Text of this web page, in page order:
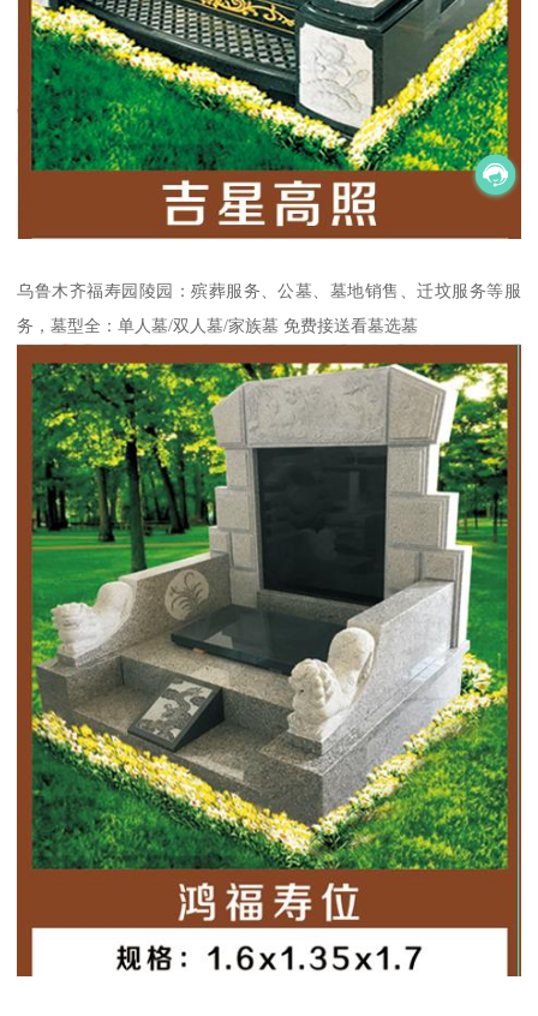
乌鲁木齐福寿园陵园：殡葬服务、公墓、墓地销售、迁坟服务等服
务，墓型全：单人墓/双人墓/家族墓 免费接送看墓选墓